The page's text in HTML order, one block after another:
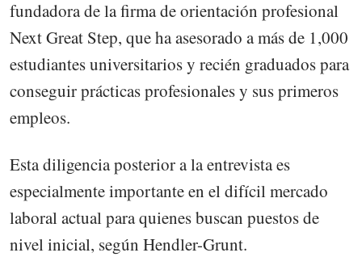
fundadora de la firma de orientación profesional
Next Great Step, que ha asesorado a más de 1,000
estudiantes universitarios y recién graduados para
conseguir prácticas profesionales y sus primeros
empleos.
Esta diligencia posterior a la entrevista es
especialmente importante en el difícil mercado
laboral actual para quienes buscan puestos de
nivel inicial, según Hendler-Grunt.